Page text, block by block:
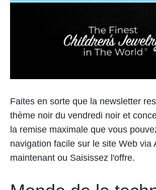
Faites en sorte que la newsletter
thème noir du vendredi noir et
la remise maximale que vous
navigation facile sur le site Web via
maintenant ou Saisissez l'offre.